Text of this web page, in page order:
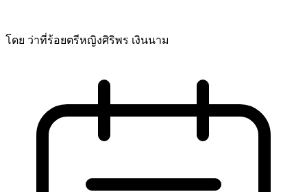
โดย ว่าที่ร้อยตรีหญิงศิริพร เงินนาม